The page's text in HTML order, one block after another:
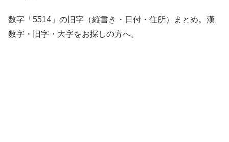
数字「5514」の旧字（縦書き・日付・住所）まとめ。漢
数字・旧字・大字をお探しの方へ。